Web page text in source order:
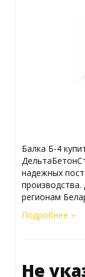
Балка Б-4
надежных
регионам
Подробнее
Не